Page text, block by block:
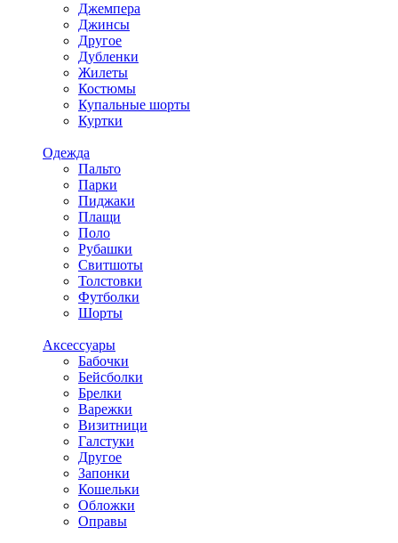
Джемпера
Джинсы
Другое
Дубленки
Жилеты
Костюмы
Купальные шорты
Куртки
Одежда
Пальто
Парки
Пиджаки
Плащи
Поло
Рубашки
Свитшоты
Толстовки
Футболки
Шорты
Аксессуары
Бабочки
Бейсболки
Брелки
Варежки
Визитници
Галстуки
Другое
Запонки
Кошельки
Обложки
Оправы